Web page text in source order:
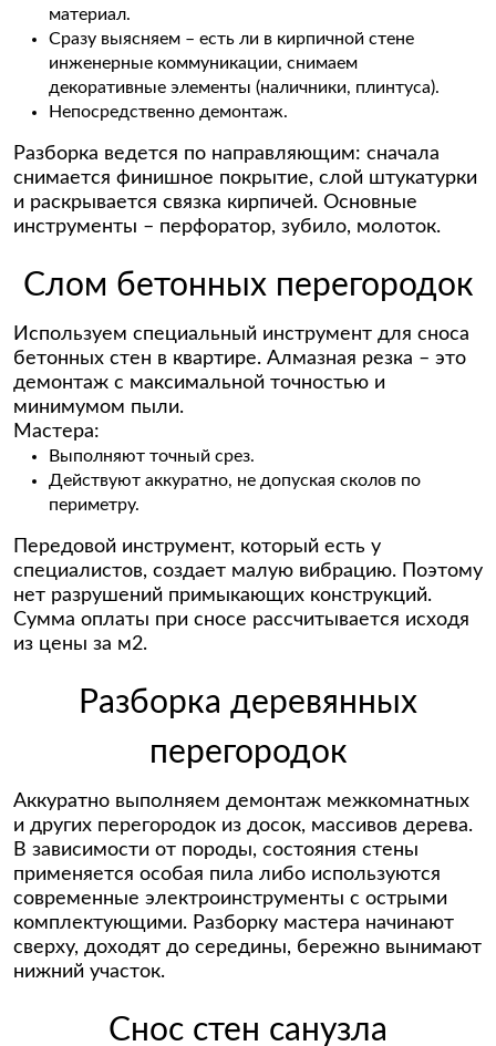
материал.
Сразу выясняем – есть ли в кирпичной стене
инженерные коммуникации, снимаем
декоративные элементы (наличники, плинтуса).
Непосредственно демонтаж.
Разборка ведется по направляющим: сначала
снимается финишное покрытие, слой штукатурки
и раскрывается связка кирпичей. Основные
инструменты – перфоратор, зубило, молоток.
Слом бетонных перегородок
Используем специальный инструмент для сноса
бетонных стен в квартире. Алмазная резка – это
демонтаж с максимальной точностью и
минимумом пыли.
Мастера:
Выполняют точный срез.
Действуют аккуратно, не допуская сколов по
периметру.
Передовой инструмент, который есть у
специалистов, создает малую вибрацию. Поэтому
нет разрушений примыкающих конструкций.
Сумма оплаты при сносе рассчитывается исходя
из цены за м2.
Разборка деревянных
перегородок
Аккуратно выполняем демонтаж межкомнатных
и других перегородок из досок, массивов дерева.
В зависимости от породы, состояния стены
применяется особая пила либо используются
современные электроинструменты с острыми
комплектующими. Разборку мастера начинают
сверху, доходят до середины, бережно вынимают
нижний участок.
Снос стен санузла